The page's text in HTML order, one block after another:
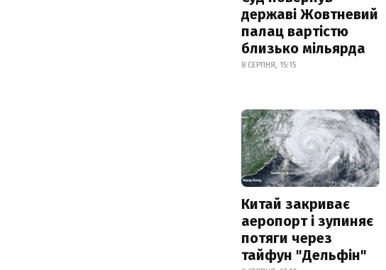
державі Жовтневий
палац вартістю
близько мільярда
8 СЕРПНЯ, 15:15
Китай закриває
аеропорт і зупиняє
потяги через
тайфун "Дельфін"